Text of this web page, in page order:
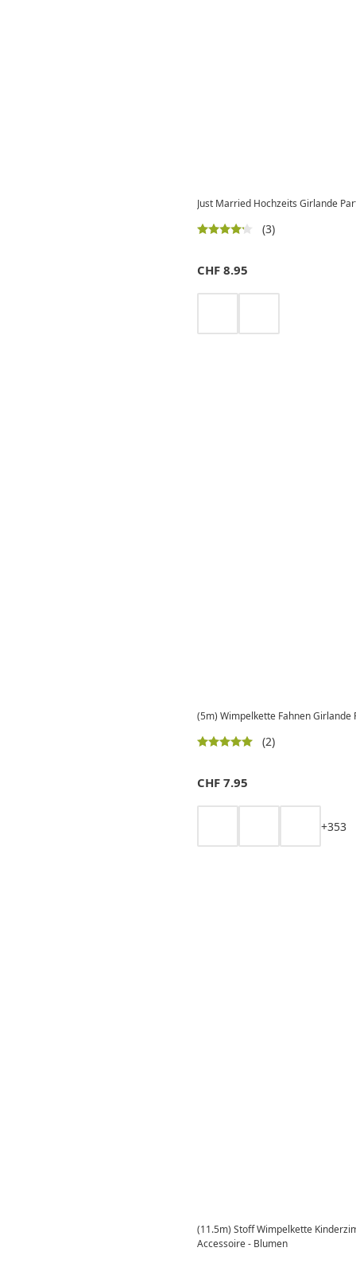
Just Married Hochzeits Girlande
(3)
CHF 8.95
(5m) Wimpelkette Fahnen
(2)
CHF 7.95
+353
(11.5m) Stoff Wimpelkette
Accessoire - Blumen